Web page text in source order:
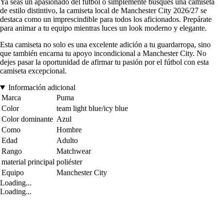
Ya seas un apasionado del fútbol o simplemente busques una camiseta
de estilo distintivo, la camiseta local de Manchester City 2026/27 se
destaca como un imprescindible para todos los aficionados. Prepárate
para animar a tu equipo mientras luces un look moderno y elegante.
Esta camiseta no solo es una excelente adición a tu guardarropa, sino
que también encarna tu apoyo incondicional a Manchester City. No
dejes pasar la oportunidad de afirmar tu pasión por el fútbol con esta
camiseta excepcional.
Información adicional
Marca
Puma
Color
team light blue/icy blue
Color dominante Azul
Como
Hombre
Edad
Adulto
Rango
Matchwear
material principal poliéster
Equipo
Manchester City
Loading...
Loading...